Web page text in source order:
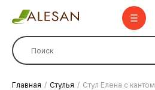
Главная Стулья Стул Елена с кантом